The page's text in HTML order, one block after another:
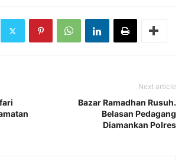
Next article
Bazar Ramadhan Rusuh.
Belasan Pedagang
Diamankan Polres